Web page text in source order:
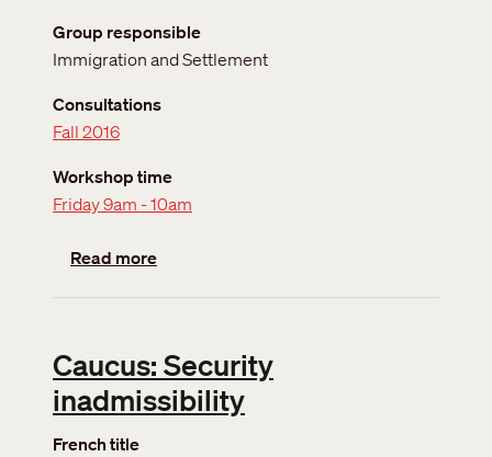
Group responsible
Immigration and Settlement
Consultations
Fall 2016
Workshop time
Friday 9am - 10am
Read moreabout Caucus: Racism
Caucus: Security
inadmissibility
French title